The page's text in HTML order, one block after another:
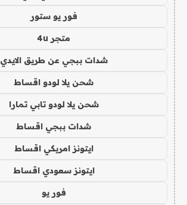
فور يو ستور
متجر 4u
شدات ببجي عن طريق الايدي
شحن يلا لودو اقساط
شحن يلا لودو تابي تمارا
شدات ببجي اقساط
ايتونز امريكي اقساط
ايتونز سعودي اقساط
فور يو